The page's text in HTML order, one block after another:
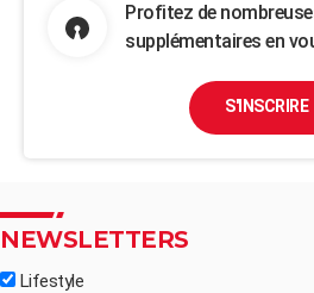
Profitez de
supplémentaires en
S'INSCRIRE
NEWSLETTERS
Lifestyle